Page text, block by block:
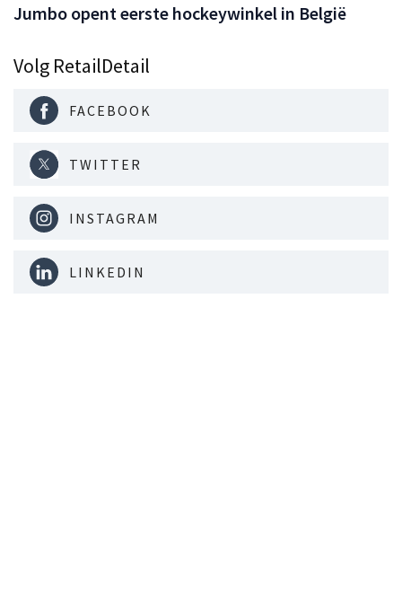
Jumbo opent eerste hockeywinkel in België
Volg RetailDetail
FACEBOOK
TWITTER
INSTAGRAM
LINKEDIN